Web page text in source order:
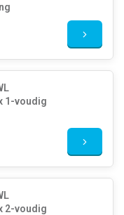
1-voudig
2-voudig